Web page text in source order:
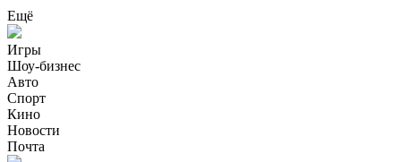
Ещё
Игры
Шоу-бизнес
Авто
Спорт
Кино
Новости
Почта